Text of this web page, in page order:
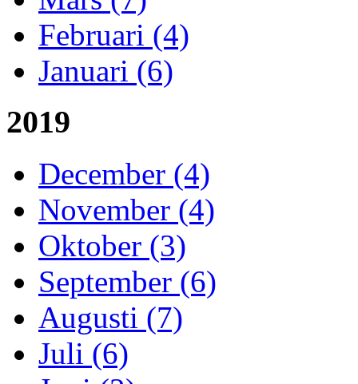
Februari (4)
Januari (6)
2019
December (4)
November (4)
Oktober (3)
September (6)
Augusti (7)
Juli (6)